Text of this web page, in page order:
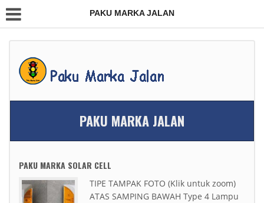
PAKU MARKA JALAN
PAKU MARKA JALAN
PAKU MARKA SOLAR CELL
TIPE TAMPAK FOTO (Klik untuk zoom)
ATAS SAMPING BAWAH Type 4 Lampu